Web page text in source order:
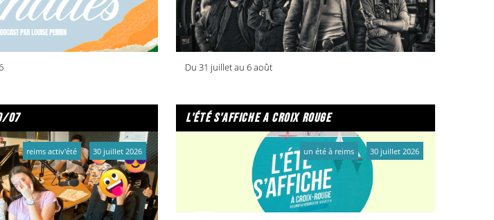
Du 31 juillet au 6 août
07
reims activ'été 30 juillet 2026
l'été s'affiche a croix rouge
un été à reims 30 juillet 2026